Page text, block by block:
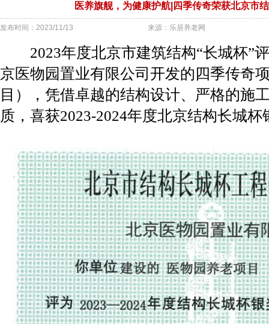
医养旗舰，为健康护航|四季传奇荣获北京市
发布时间：2023/11/13 来源：乐居养老网
2023年度北京市建筑结构“长城杯”
京医物园置业有限公司开发的四季传奇
目），凭借卓越的结构设计、严格的施
质，喜获2023-2024年度北京结构长城杯